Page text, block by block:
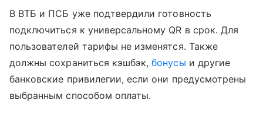
В ВТБ и ПСБ уже подтвердили готовность
подключиться к универсальному QR в срок. Для
пользователей тарифы не изменятся. Также
должны сохраниться кэшбэк,бонусы и другие
банковские привилегии, если они предусмотрены
выбранным способом оплаты.